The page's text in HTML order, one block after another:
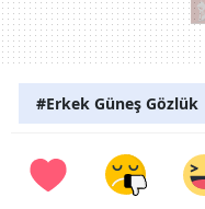
#Erkek Güneş Gözlük